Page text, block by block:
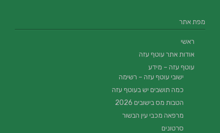
מפת אתר
ראשי
אודות אתר עוטף עזה
עוטף עזה – מידע
ישובי עוטף עזה – רשימה
כמה תושבים יש בעוטף עזה
הטבות מס בישובים 2026
מרפאה מכבי עין הבשור
סרטונים